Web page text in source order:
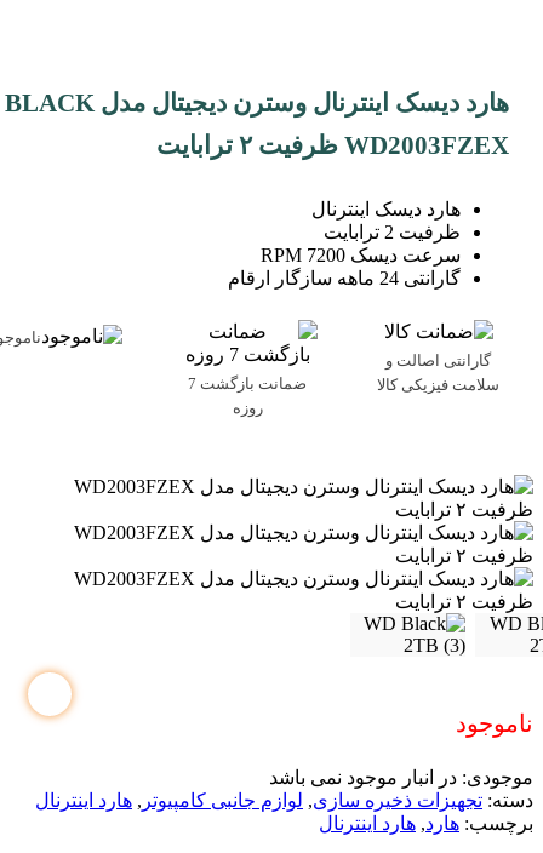
هارد دیسک اینترنال وسترن دیجیتال مدل BLACK
WD2003FZEX ظرفیت ۲ ترابایت
هارد دیسک اینترنال
ظرفیت 2 ترابایت
سرعت دیسک 7200 RPM
گارانتی 24 ماهه سازگار ارقام
گارانتی اصالت و
سلامت فیزیکی کالا
ضمانت بازگشت 7
روزه
ناموجود
موجودی: در انبار موجود نمی باشد
دسته: تجهیزات ذخیره سازی, لوازم جانبی کامپیوتر , هارد اینترنال
برچسب: هارد, هارد اینترنال